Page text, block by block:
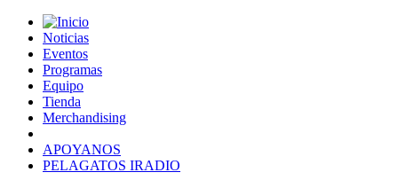
Noticias
Eventos
Programas
Equipo
Tienda
Merchandising
APOYANOS
PELAGATOS IRADIO